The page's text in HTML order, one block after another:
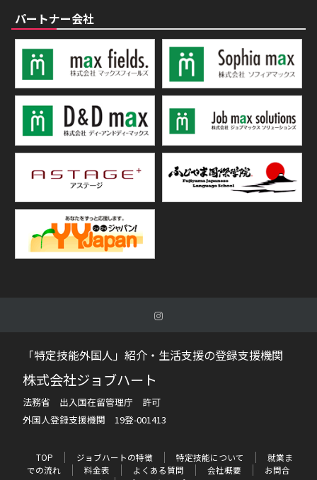
パートナー会社
「特定技能外国人」紹介・生活支援の登録支援機関
株式会社ジョブハート
法務省 出入国在留管理庁 許可
外国人登録支援機関 19登-001413
TOP ジョブハートの特徴 特定技能について
就業ま
での流れ
料金表 よくある質問 会社概要
お問合